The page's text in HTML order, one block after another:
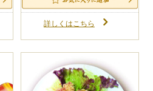
詳しくはこちら